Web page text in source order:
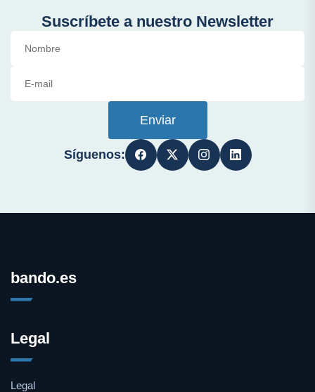
Suscríbete a nuestro Newsletter
Enviar
Síguenos:
bando.es
Legal
Legal